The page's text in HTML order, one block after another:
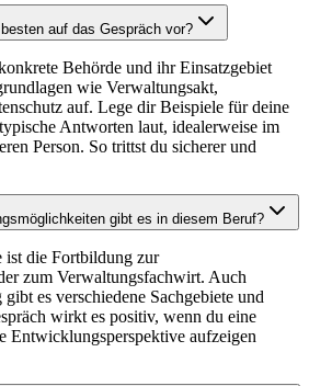
auf das Gespräch vor?
Behörde und ihr Einsatzgebiet
wie Verwaltungsakt,
auf. Lege dir Beispiele für deine
Antworten laut, idealerweise im
Person. So trittst du sicherer und
gibt es in diesem Beruf?
ist die Fortbildung zur
zum Verwaltungsfachwirt. Auch
es verschiedene Sachgebiete und
wirkt es positiv, wenn du eine
Entwicklungsperspektive aufzeigen